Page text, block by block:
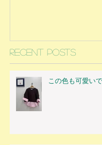
Recent Posts
この色も可愛いで